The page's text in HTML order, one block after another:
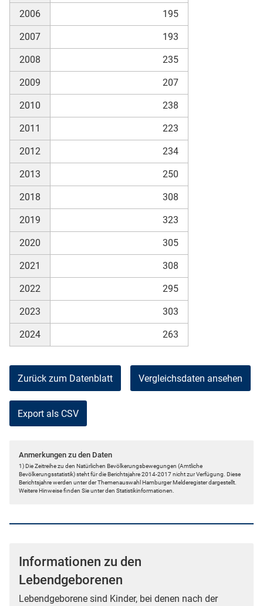
2006 195
2007 193
2008 235
2009 207
2010 238
2011 223
2012 234
2013 250
2018 308
2019 323
2020 305
2021 308
2022 295
2023 303
2024 263
Zurück zum Datenblatt Vergleichsdaten ansehen
Export als CSV
Anmerkungen zu den Daten
1) Die Zeitreihe zu den Natürlichen Bevölkerungsbewegungen (Amtliche
Bevölkerungsstatistik) steht für die Berichtsjahre 2014-2017 nicht zur Verfügung. Diese
Berichtsjahre werden unter der Themenauswahl Hamburger Melderegister dargestellt.
Weitere Hinweise finden Sie unter den Statistikinformationen.
Informationen zu den
Lebendgeborenen
Lebendgeborene sind Kinder, bei denen nach der